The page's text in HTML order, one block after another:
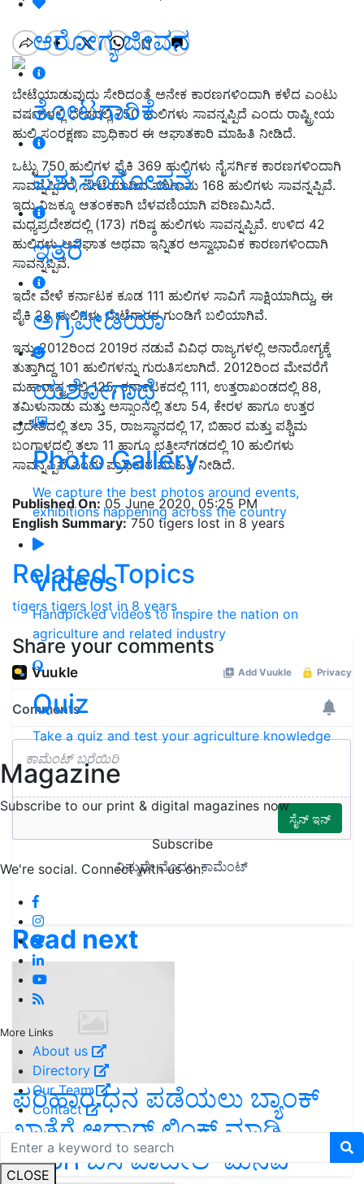
ಆರೋಗ್ಯ ಜೀವನ
ತೋಟಗಾರಿಕೆ
ಪಶುಸಂಗೋಪನೆ
ಇತರೆ
ಅಗ್ರಿಪೀಡಿಯಾ
ಯಶೋಗಾಥೆ
Photo Gallery
We capture the best photos around events,
exhibitions happening across the country
Videos
Handpicked videos to inspire the nation on
agriculture and related industry
Quiz
Take a quiz and test your agriculture knowledge
Magazine
Subscribe to our print & digital magazines now
Subscribe
We're social. Connect with us on:
More Links
About us
Directory
Our Team
Contact
CLOSE
ಬೇಟೆಯಾಡುವುದು ಸೇರಿದಂತೆ ಅನೇಕ ಕಾರಣಗಳಿಂದಾಗಿ ಕಳೆದ ಎಂಟು
ವರ್ಷಗಳಲ್ಲಿ ದೇಶದಲ್ಲಿ 750 ಹುಲಿಗಳು ಸಾವನ್ನಪ್ಪಿದೆ ಎಂದು ರಾಷ್ಟ್ರೀಯ
ಹುಲಿ ಸಂರಕ್ಷಣಾ ಪ್ರಾಧಿಕಾರ ಈ ಆಘಾತಕಾರಿ ಮಾಹಿತಿ ನೀಡಿದೆ.
ಒಟ್ಟು 750 ಹುಲಿಗಳ ಪೈಕಿ 369 ಹುಲಿಗಳು ನೈಸರ್ಗಿಕ ಕಾರಣಗಳಿಂದಾಗಿ
ಸಾವನ್ನಪ್ಪಿದರೆ, ಬೇಟೆಯಾಡಿದ ಪರಿಣಾಮ 168 ಹುಲಿಗಳು ಸಾವನ್ನಪ್ಪಿವೆ.
ಇದು ನಿಜಕ್ಕೂ ಆತಂಕಕಾಗಿ ಬೆಳವಣಿಯಾಗಿ ಪರಿಣಮಿಸಿದೆ.
ಮಧ್ಯಪ್ರದೇಶದಲ್ಲಿ (173) ಗರಿಷ್ಠ ಹುಲಿಗಳು ಸಾವನ್ನಪ್ಪಿವೆ. ಉಳಿದ 42
ಹುಲಿಗಳು ಅಪಘಾತ ಅಥವಾ ಇನ್ನಿತರ ಅಸ್ವಾಭಾವಿಕ ಕಾರಣಗಳಿಂದಾಗಿ
ಸಾವನ್ನಪ್ಪಿವೆ.
ಇದೇ ವೇಳೆ ಕರ್ನಾಟಕ ಕೂಡ 111 ಹುಲಿಗಳ ಸಾವಿಗೆ ಸಾಕ್ಷಿಯಾಗಿದ್ದು, ಈ
ಪೈಕಿ 28 ಹುಲಿಗಳು ಬೇಟೆಗಾರರ ಗುಂಡಿಗೆ ಬಲಿಯಾಗಿವೆ.
ಇನ್ನು 2012ರಿಂದ 2019ರ ನಡುವೆ ವಿವಿಧ ರಾಜ್ಯಗಳಲ್ಲಿ ಅನಾರೋಗ್ಯಕ್ಕೆ
ತುತ್ತಾಗಿದ್ದ 101 ಹುಲಿಗಳನ್ನು ಗುರುತಿಸಲಾಗಿದೆ. 2012ರಿಂದ ಮೇವರೆಗೆ
ಮಹಾರಾಷ್ಟ್ರದಲ್ಲಿ 125, ಕರ್ನಾಟಕದಲ್ಲಿ 111, ಉತ್ತರಾಖಂಡದಲ್ಲಿ 88,
ತಮಿಳುನಾಡು ಮತ್ತು ಅಸ್ಸಾಂನಲ್ಲಿ ತಲಾ 54, ಕೇರಳ ಹಾಗೂ ಉತ್ತರ
ಪ್ರದೇಶದಲ್ಲಿ ತಲಾ 35, ರಾಜಸ್ಥಾನದಲ್ಲಿ 17, ಬಿಹಾರ ಮತ್ತು ಪಶ್ಚಿಮ
ಬಂಗಾಳದಲ್ಲಿ ತಲಾ 11 ಹಾಗೂ ಛತ್ತೀಸ್‌ಗಡದಲ್ಲಿ 10 ಹುಲಿಗಳು
ಸಾವನ್ನಪ್ಪಿವೆ ಎಂದು ಪ್ರಾಧಿಕಾರ ಮಾಹಿತಿ ನೀಡಿದೆ.
Published On: 05 June 2020, 05:25 PM
English Summary:750 tigers lost in 8 years
Related Topics
tigers tigers lost in 8 years
Share your comments
Read next
ಪರಿಹಾರ ಧನ ಪಡೆಯಲು ಬ್ಯಾಂಕ್‌
ಖಾತೆಗೆ ಆಧಾರ್‌ ಲಿಂಕ್‌ ಮಾಡಿ,
ರೈತರಿಗೆ ಬಿಸಿ ಪಾಟೀಲ್‌ ಮನವಿ